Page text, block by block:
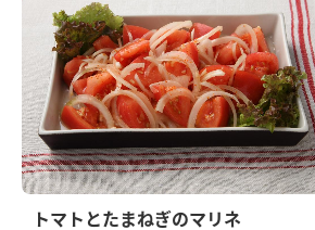
トマトとたまねぎのマリネ